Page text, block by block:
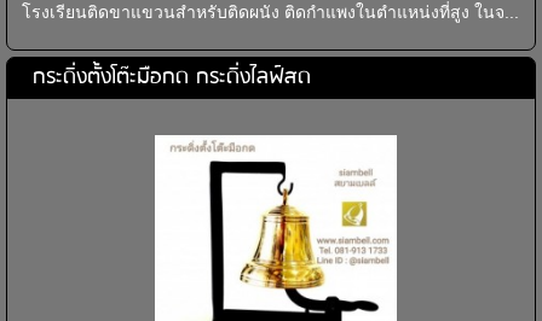
โรงเรียนติดขาแขวนสำหรับติดผนัง ติดกำแพงในตำแหน่งที่สูง ในจ...
กระดิ่งตั้งโต๊ะมือกด กระดิ่งไลฟ์สด